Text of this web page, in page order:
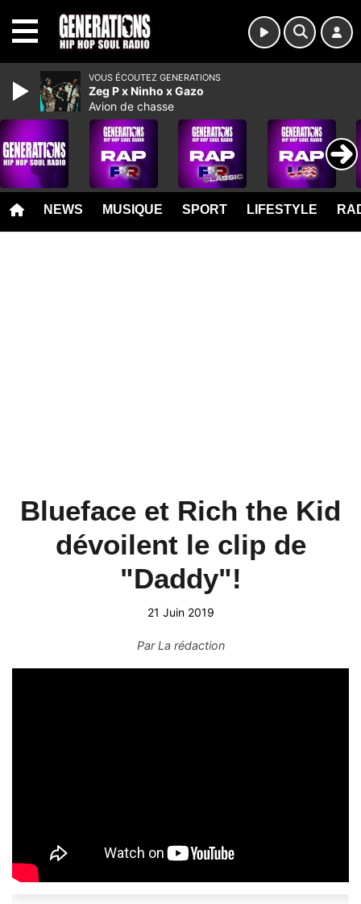
NEWS MUSIQUE SPORT LIFESTYLE
Blueface et Rich the Kid
dévoilent le clip de
"Daddy"!
21 Juin 2019
ParLa rédaction
VOUS ÉCOUTEZ GENERATIONS
Zeg P x Ninho x Gazo
Avion de chasse